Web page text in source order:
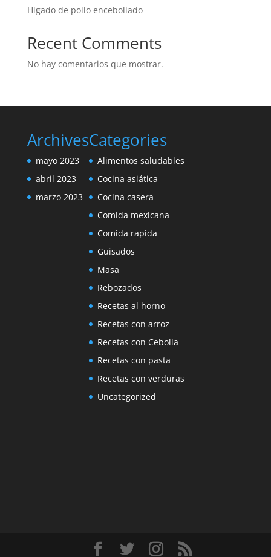
Higado de pollo encebollado
Recent Comments
No hay comentarios que mostrar.
Archives
mayo 2023
abril 2023
marzo 2023
Categories
Alimentos saludables
Cocina asiática
Cocina casera
Comida mexicana
Comida rapida
Guisados
Masa
Rebozados
Recetas al horno
Recetas con arroz
Recetas con Cebolla
Recetas con pasta
Recetas con verduras
Uncategorized